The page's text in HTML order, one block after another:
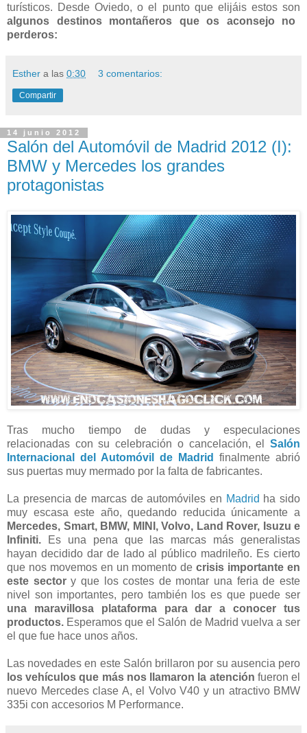
turísticos. Desde Oviedo, o el punto que elijáis estos son
algunos destinos montañeros que os aconsejo no
perderos:
Esther a las 0:30 3 comentarios:
Compartir
14 junio 2012
Salón del Automóvil de Madrid 2012 (I):
BMW y Mercedes los grandes
protagonistas
Tras mucho tiempo de dudas y especulaciones
relacionadas con su celebración o cancelación, el Salón
Internacional del Automóvil
de Madrid
finalmente abrió
sus puertas muy mermado por la falta de fabricantes.
La presencia de marcas de automóviles en Madrid ha sido
muy escasa este año, quedando reducida únicamente a
Mercedes, Smart, BMW, MINI, Volvo, Land Rover, Isuzu e
Infiniti. Es una pena que las marcas más generalistas
hayan decidido dar de lado al público madrileño. Es cierto
que nos movemos en un momento decrisis importante en
este sectory que los costes de montar una feria de este
nivel son importantes, pero también los es que puede ser
una maravillosa plataforma para dar a conocer tus
productos. Esperamos que el Salón de Madrid vuelva a ser
el que fue hace unos años.
Las novedades en este Salón brillaron por su ausencia pero
los vehículos que más nos llamaron la atención fueron el
nuevo Mercedes clase A, el Volvo V40 y un atractivo BMW
335i con accesorios M Performance.